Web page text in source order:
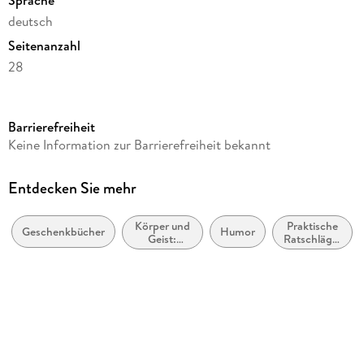
deutsch
Seitenanzahl
28
Autor/Autorin
Verlag/Hersteller
Produktart
Kalender
Barrierefreiheit
Keine Information zur Barrierefreiheit bekannt
Entdecken Sie mehr
Geschenkbücher
Körper und
Geist:
Gedanken
Humor
Praktische
Ratschläge:
Life Hacks /